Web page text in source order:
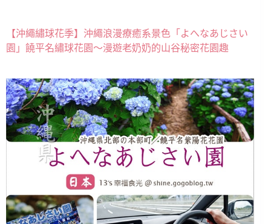
【沖繩繡球花季】沖繩浪漫療癒系景色「よへなあじさい
園」饒平名繡球花園～漫遊老奶奶的山谷秘密花園趣